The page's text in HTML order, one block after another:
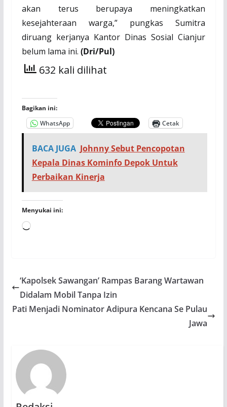
akan terus berupaya meningkatkan
kesejahteraan warga,” pungkas Sumitra
diruang kerjanya Kantor Dinas Sosial Cianjur
belum lama ini. (Dri/Pul)
632 kali dilihat
Bagikan ini:
WhatsApp
Cetak
BACA JUGA Johnny Sebut Pencopotan
Kepala Dinas Kominfo Depok Untuk
Perbaikan Kinerja
Menyukai ini:
Memuat...
‘Kapolsek Sawangan’ Rampas Barang Wartawan
Didalam Mobil Tanpa Izin
Pati Menjadi Nominator Adipura Kencana Se Pulau
Jawa